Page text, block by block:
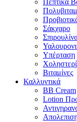
Πεπτικά
Σάκχαρο
Υπέρταση
Βιταμίνες
Καλλυντικά
BB Cream
Lotion